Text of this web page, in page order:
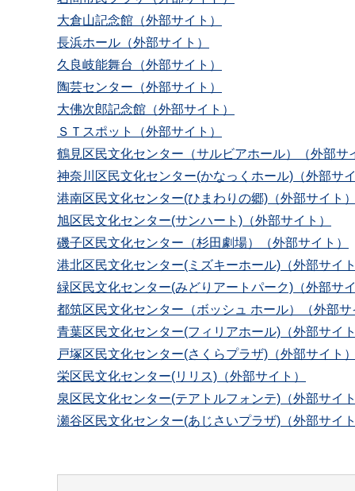
大倉山記念館（外部サイト）
長浜ホール（外部サイト）
久良岐能舞台（外部サイト）
陶芸センター（外部サイト）
大佛次郎記念館（外部サイト）
ＳＴスポット（外部サイト）
鶴見区民文化センター（サルビアホール）（外部サ
神奈川区民文化センター(かなっくホール)（外部サイ
港南区民文化センター(ひまわりの郷)（外部サイト）
旭区民文化センター(サンハート)（外部サイト）
磯子区民文化センター（杉田劇場）（外部サイト）
港北区民文化センター(ミズキーホール)（外部サイト
緑区民文化センター(みどりアートパーク)（外部サイ
都筑区民文化センター（ボッシュ ホール）（外部サ
青葉区民文化センター(フィリアホール)（外部サイト
戸塚区民文化センター(さくらプラザ)（外部サイト）
栄区民文化センター(リリス)（外部サイト）
泉区民文化センター(テアトルフォンテ)（外部サイト
瀬谷区民文化センター(あじさいプラザ)（外部サイト